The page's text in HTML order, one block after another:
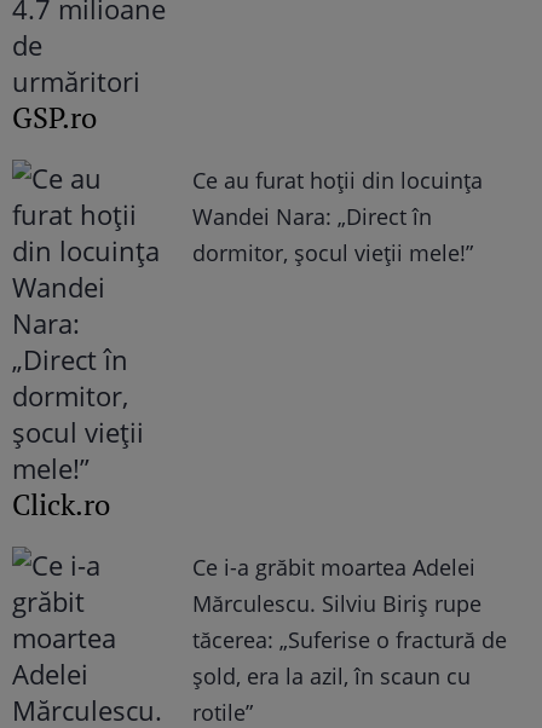
GSP.ro
Ce au furat hoții din locuința
Wandei Nara: „Direct în
dormitor, șocul vieții mele!”
Click.ro
Ce i-a grăbit moartea Adelei
Mărculescu. Silviu Biriș rupe
tăcerea: „Suferise o fractură de
șold, era la azil, în scaun cu
rotile”